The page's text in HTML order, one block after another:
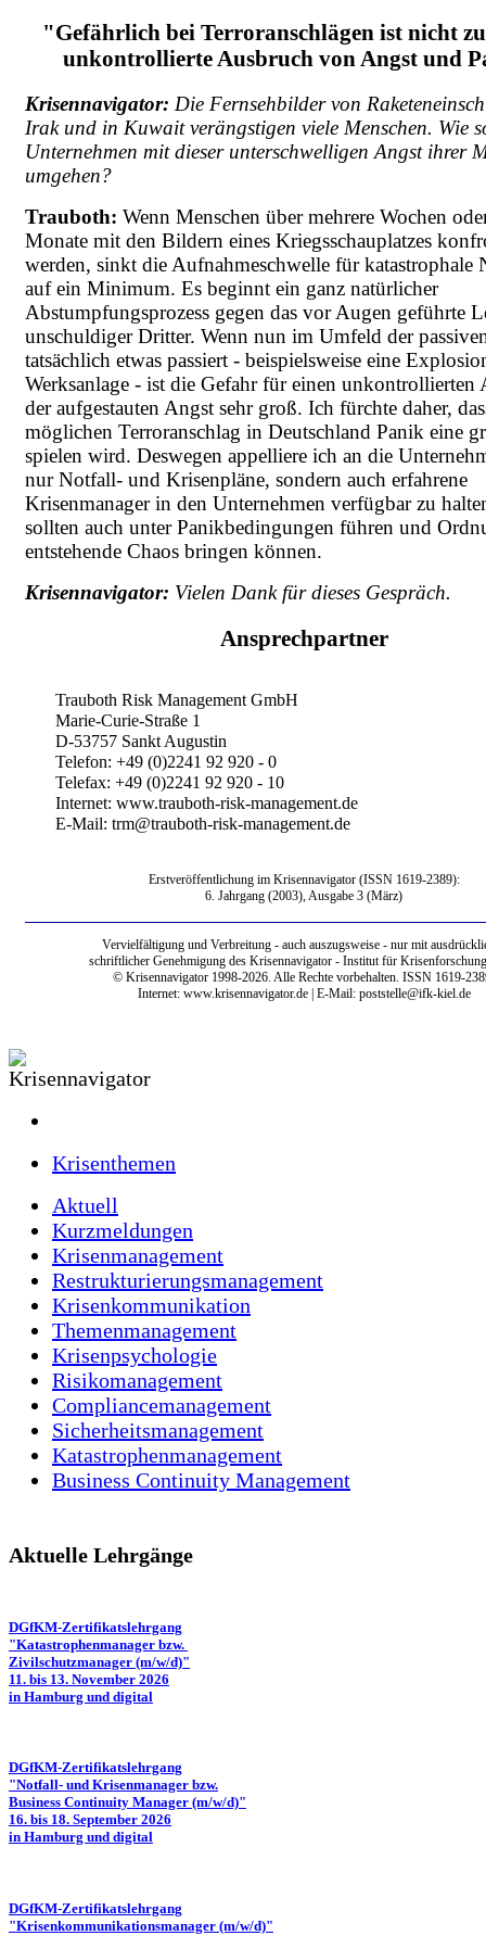
"Gefährlich bei Terroranschlägen ist nicht
unkontrollierte Ausbruch von Angst und
Krisennavigator: Die Fernsehbilder von
Irak und in Kuwait verängstigen viele Menschen. Wie
Unternehmen mit dieser unterschwelligen Angst ihrer
umgehen?
Trauboth: Wenn Menschen über mehrere Wochen
Monate mit den Bildern eines Kriegsschauplatzes
werden, sinkt die Aufnahmeschwelle für katastrophale
auf ein Minimum. Es beginnt ein ganz natürlicher
Abstumpfungsprozess gegen das vor Augen geführte
unschuldiger Dritter. Wenn nun im Umfeld der
tatsächlich etwas passiert - beispielsweise eine
Werksanlage - ist die Gefahr für einen unkontrollierten
der aufgestauten Angst sehr groß. Ich fürchte daher,
möglichen Terroranschlag in Deutschland Panik eine
spielen wird. Deswegen appelliere ich an die
nur Notfall- und Krisenpläne, sondern auch erfahrene
Krisenmanager in den Unternehmen verfügbar zu
sollten auch unter Panikbedingungen führen und
entstehende Chaos bringen können.
Krisennavigator: Vielen Dank für dieses Gespräch.
Ansprechpartner
Trauboth Risk Management GmbH
Marie-Curie-Straße 1
D-53757 Sankt Augustin
Telefon: +49 (0)2241 92 920 - 0
Telefax: +49 (0)2241 92 920 - 10
Internet: www.trauboth-risk-management.de
E-Mail: trm@trauboth-risk-management.de
Erstveröffentlichung im Krisennavigator (ISSN 1619-2389):
6. Jahrgang (2003), Ausgabe 3 (März)
Vervielfältigung und Verbreitung - auch auszugsweise - nur mit
schriftlicher Genehmigung des Krisennavigator - Institut für
© Krisennavigator 1998-2026. Alle Rechte vorbehalten. ISSN 1619-
Internet: www.krisennavigator.de| E-Mail: poststelle@ifk-kiel.de
Krisenthemen
Aktuell
Kurzmeldungen
Krisenmanagement
Restrukturierungsmanagement
Krisenkommunikation
Themenmanagement
Krisenpsychologie
Risikomanagement
Compliancemanagement
Sicherheitsmanagement
Katastrophenmanagement
Business Continuity Management
Aktuelle Lehrgänge
DGfKM-Zertifikatslehrgang
"Katastrophenmanager bzw.
Zivilschutzmanager (m/w/d)"
11. bis 13. November 2026
in Hamburg und digital
DGfKM-Zertifikatslehrgang
"Notfall- und Krisenmanager bzw.
Business Continuity Manager (m/w/d)"
16. bis 18. September 2026
in Hamburg und digital
DGfKM-Zertifikatslehrgang
"Krisenkommunikationsmanager (m/w/d)"